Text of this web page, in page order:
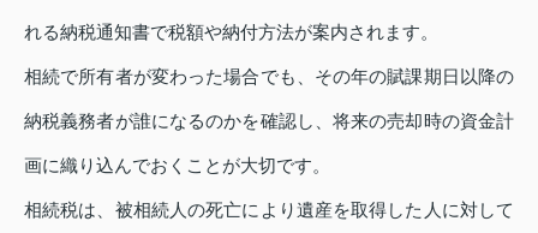
れる納税通知書で税額や納付方法が案内されます。
相続で所有者が変わった場合でも、その年の賦課期日以降の
納税義務者が誰になるのかを確認し、将来の売却時の資金計
画に織り込んでおくことが大切です。
相続税は、被相続人の死亡により遺産を取得した人に対して